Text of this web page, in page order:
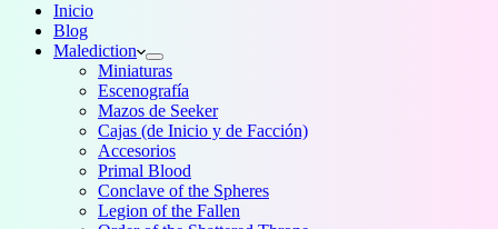
Inicio
Blog
Malediction
Miniaturas
Escenografía
Mazos de Seeker
Cajas (de Inicio y de Facción)
Accesorios
Primal Blood
Conclave of the Spheres
Legion of the Fallen